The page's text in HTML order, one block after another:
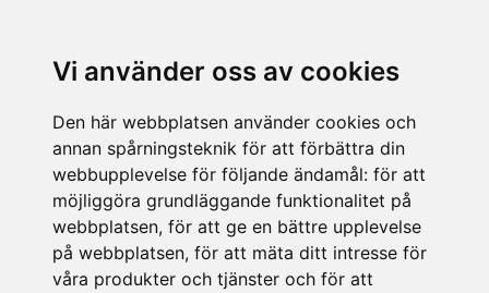
Vi använder oss av cookies
Den här webbplatsen använder cookies och
annan spårningsteknik för att förbättra din
webbupplevelse för följande ändamål: för att
möjliggöra grundläggande funktionalitet på
webbplatsen, för att ge en bättre upplevelse
på webbplatsen, för att mäta ditt intresse för
våra produkter och tjänster och för att